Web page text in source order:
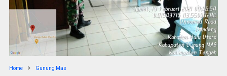
Home Gunung Mas